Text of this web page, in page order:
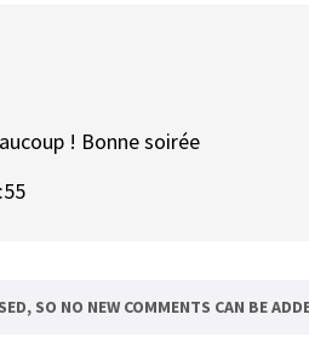
! Bonne soirée
SO NO NEW COMMENTS CAN BE